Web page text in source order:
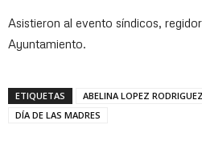
Asistieron al evento síndicos,
Ayuntamiento.
ETIQUETAS ABELINA LOPEZ RODRIGUEZ
DÍA DE LAS MADRES